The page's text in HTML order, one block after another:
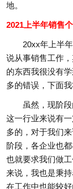
地。
2021上半年销售
20xx年上半
说从事销售工作
的东西我很没有
多的错误，下面
虽然，现阶
这一行业来说有
多的，对于我们
阶段，各企业也
也就要求我们做
来说，我也是秉
在工作中也能较